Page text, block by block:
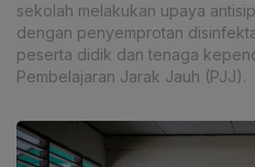
sekolah melakukan upaya
dengan penyemprotan
peserta didik dan tenaga
Pembelajaran Jarak Jauh (PJJ).